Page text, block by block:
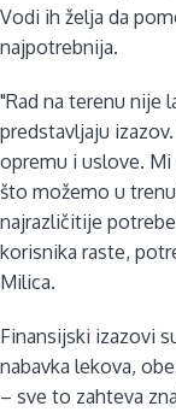
Vodi ih želja da
najpotrebnija.
"Rad na terenu nije
predstavljaju
opremu i uslove. Mi
što možemo u
najrazličitije
korisnika raste,
Milica.
Finansijski izazovi
nabavka lekova,
– sve to zahteva